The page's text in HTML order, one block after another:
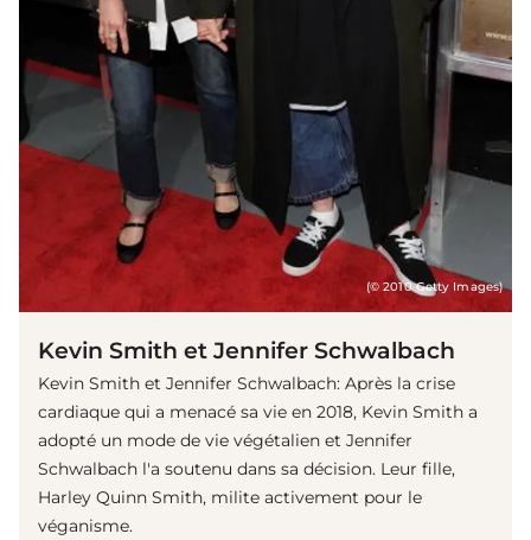
(© 2010 Getty Images)
Kevin Smith et Jennifer Schwalbach
Kevin Smith et Jennifer Schwalbach: Après la crise
cardiaque qui a menacé sa vie en 2018, Kevin Smith a
adopté un mode de vie végétalien et Jennifer
Schwalbach l'a soutenu dans sa décision. Leur fille,
Harley Quinn Smith, milite activement pour le
véganisme.